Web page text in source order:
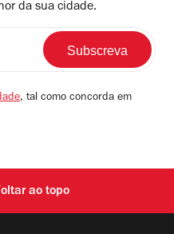
da sua cidade.
, tal como concorda em
ao topo